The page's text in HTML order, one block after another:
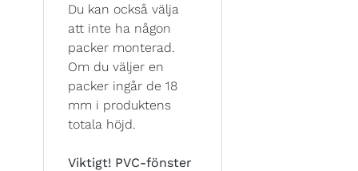
Du kan också välja
att inte ha någon
packer monterad.
Om du väljer en
packer ingår de 18
mm i produktens
totala höjd.
Viktigt! PVC-fönster